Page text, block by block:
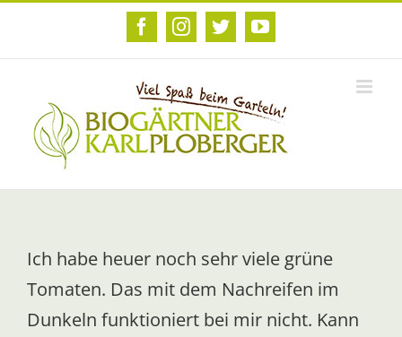
Zum
FacebookInstagram
TwitterYouTube
Ich habe heuer noch sehr viele grüne
Tomaten. Das mit dem Nachreifen im
Dunkeln funktioniert bei mir nicht. Kann